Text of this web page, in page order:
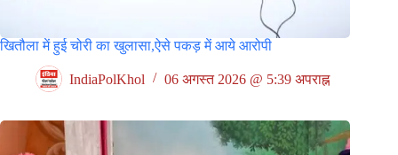
खितौला में हुई चोरी का खुलासा,ऐसे पकड़ में आये आरोपी
IndiaPolKhol 06 अगस्त 2026 @ 5:39 अपराह्न